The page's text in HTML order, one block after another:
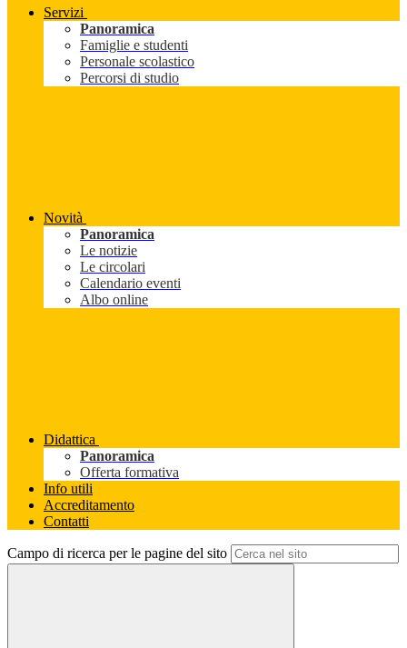
Servizi
Panoramica
Famiglie e studenti
Personale scolastico
Percorsi di studio
Novità
Panoramica
Le notizie
Le circolari
Calendario eventi
Albo online
Didattica
Panoramica
Offerta formativa
Info utili
Accreditamento
Contatti
Campo di ricerca per le pagine del sito